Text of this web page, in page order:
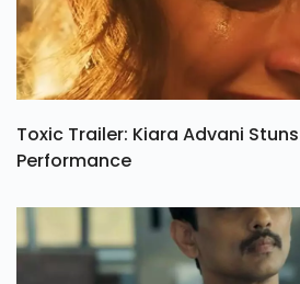
Toxic Trailer: Kiara Advani
Performance